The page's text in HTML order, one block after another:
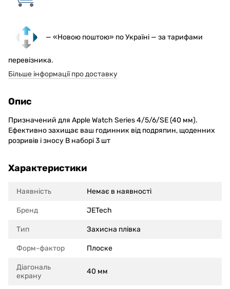
— «Новою поштою» по Україні — за тарифами
перевізника.
Більше інформації про доставку
Опис
Призначений для Apple Watch Series 4/5/6/SE (40 мм).
Ефективно захищає ваш годинник від подряпин, щоденних
розривів і зносу В наборі 3 шт
Характеристики
Наявність Немає в наявності
Бренд JETech
Тип Захисна плівка
Форм-фактор Плоске
Діагональ
екрану
40 мм